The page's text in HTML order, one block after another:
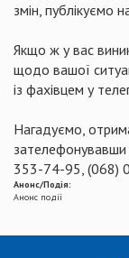
змін, публікуємо
Якщо ж у вас
щодо вашої
із фахівцем у
Нагадуємо,
зателефонувавши
353-74-95, (068)
Анонс/Подія:
Анонс події